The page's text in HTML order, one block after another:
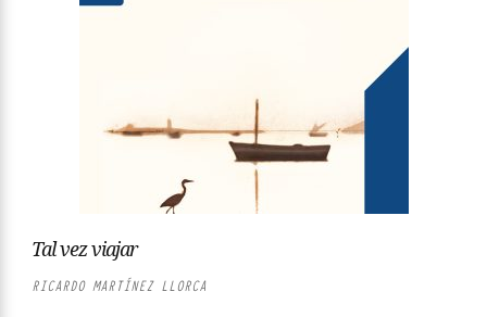
Tal vez viajar
RICARDO MARTÍNEZ LLORCA